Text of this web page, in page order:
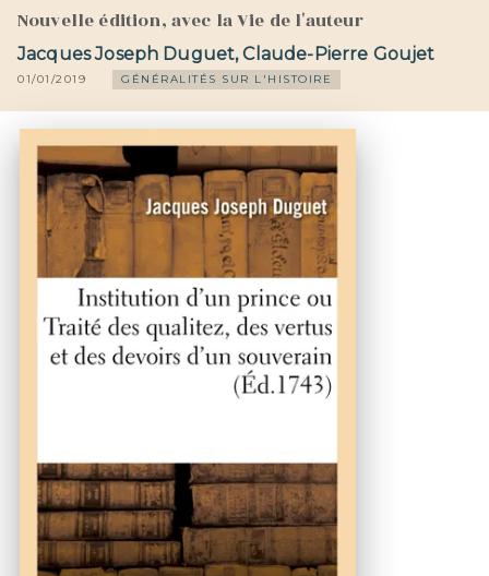
Nouvelle édition, avec la Vie de l'auteur
Jacques Joseph Duguet,Claude-Pierre Goujet
01/01/2019 GÉNÉRALITÉS SUR L'HISTOIRE